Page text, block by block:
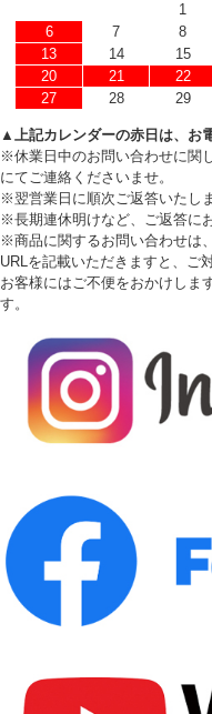
1
6
7 8
13
14 15
20
21 22
27
28 29
▲上記カレンダーの赤日は、お
※休業日中のお問い合わせに関
にてご連絡くださいませ。
※翌営業日に順次ご返答いたしま
※長期連休明けなど、ご返答に
※商品に関するお問い合わせは
URLを記載いただきますと、ご
お客様にはご不便をおかけしま
す。